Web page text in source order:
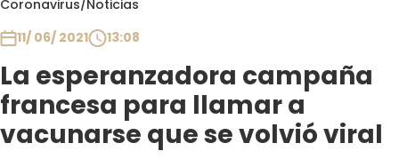
Coronavirus/Noticias
11/ 06/ 2021
13:08
La esperanzadora campaña
francesa para llamar a
vacunarse que se volvió viral
Club De La Comedia
Contigo en Directo
El Tiempo
Sabingo
Todos Los Programas